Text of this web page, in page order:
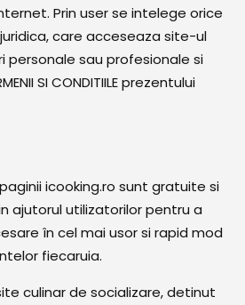
Prin user se intelege orice
care acceseaza site-ul
personale sau profesionale si
SI CONDITIILE prezentului
icooking.ro sunt gratuite si
ajutorul utilizatorilor pentru a
în cel mai usor si rapid mod
fiecaruia.
culinar de socializare, detinut